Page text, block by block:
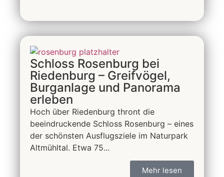
Schloss Rosenburg bei
Riedenburg – Greifvögel,
Burganlage und Panorama
erleben
Hoch über Riedenburg thront die
beeindruckende Schloss Rosenburg – eines
der schönsten Ausflugsziele im Naturpark
Altmühltal. Etwa 75...
Mehr lesen